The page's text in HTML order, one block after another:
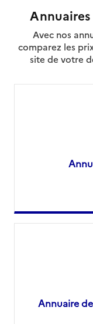
Avec nos
comparez les
site de votre
Annuaire